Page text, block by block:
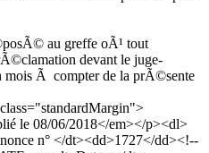
au greffe oÃ¹ tout
devant le juge-
mois Ã compter de la prÃ©sente
le 08/06/2018</em></p><dl>
n° </dt><dd>1727</dd><!--